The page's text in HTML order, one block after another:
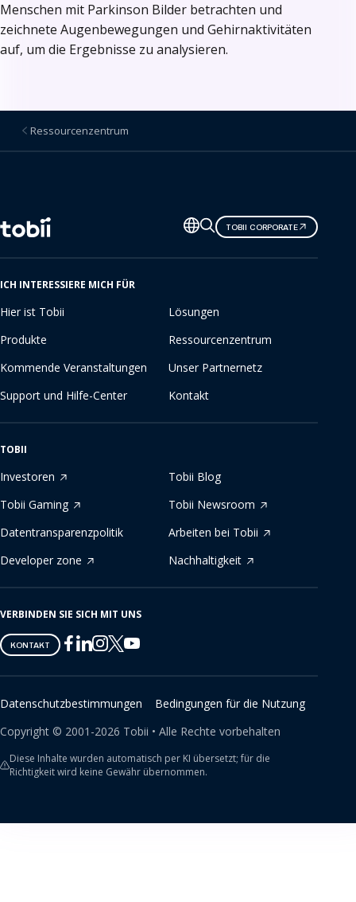
Menschen mit Parkinson Bilder betrachten und
zeichnete Augenbewegungen und Gehirnaktivitäten
auf, um die Ergebnisse zu analysieren.
Ressourcenzentrum
Sprache
ändern
TOBII CORPORATE
ICH INTERESSIERE MICH FÜR
Hier ist Tobii
Lösungen
Produkte
Ressourcenzentrum
Kommende Veranstaltungen
Unser Partnernetz
Support und Hilfe-Center
Kontakt
TOBII
Investoren
Tobii Blog
Tobii Gaming
Tobii Newsroom
Datentransparenzpolitik
Arbeiten bei Tobii
Developer zone
Nachhaltigkeit
VERBINDEN SIE SICH MIT UNS
KONTAKT
Tobii
on
Facebook
Tobii
on
Linkedin
Tobii
on
Instagram
Tobii
on
Twitter
Tobii
on
Youtube
Datenschutzbestimmungen
Bedingungen für die Nutzung
Copyright © 2001-2026 Tobii • Alle Rechte vorbehalten
Diese Inhalte wurden automatisch per KI übersetzt; für die
Richtigkeit wird keine Gewähr übernommen.